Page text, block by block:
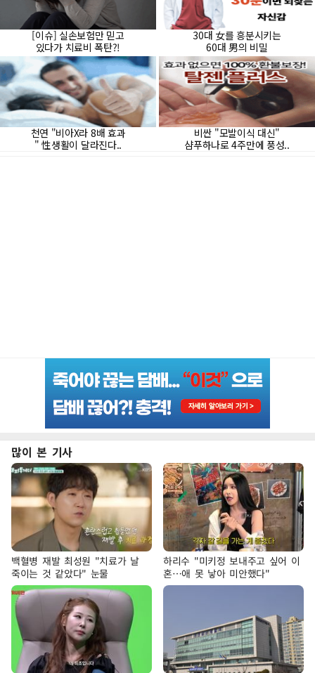
많이 본 기사
백혈병 재발 최성원 "치료가 날
죽이는 것 같았다" 눈물
하리수 "미키정 보내주고 싶어 이
혼…애 못 낳아 미안했다"